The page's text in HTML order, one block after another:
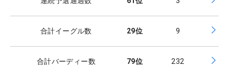
合計イーグル数 29位 9
合計バーディー数 79位 232